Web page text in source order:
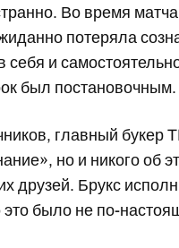
Во время матча
потеряла
себя и
был постановочным.
главный букер
но и никого об
друзей. Брукс
это было не по-